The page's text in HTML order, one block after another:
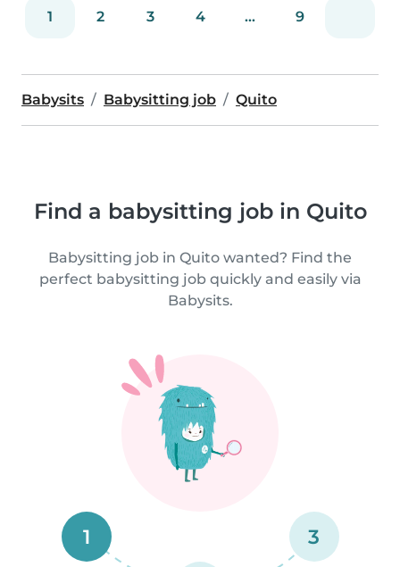
1 2 3 4 ... 9
Babysits Babysitting job Quito
Find a babysitting job in Quito
Babysitting job in Quito wanted? Find the
perfect babysitting job quickly and easily via
Babysits.
1 3